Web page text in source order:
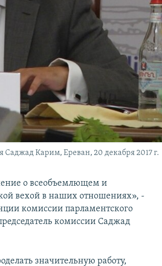
Саджад Карим, Ереван, 20 декабря 2017 г.
о всеобъемлющем и
вехой в наших отношениях», -
комиссии парламентского
комиссии Саджад
значительную работу,